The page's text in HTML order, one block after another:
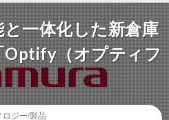
一体化した新倉庫
Optify（オプティフ
ロジー/製品